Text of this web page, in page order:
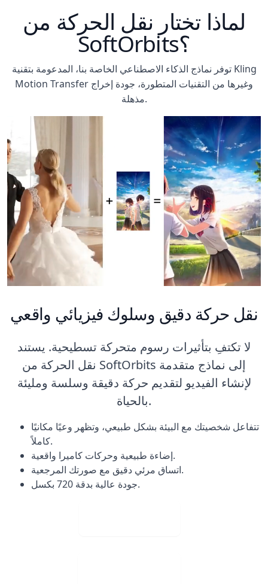
لماذا تختار نقل الحركة من
SoftOrbits؟
توفر نماذج الذكاء الاصطناعي الخاصة بنا، المدعومة بتقنية Kling
Motion Transfer وغيرها من التقنيات المتطورة، جودة إخراج
مذهلة.
نقل حركة دقيق وسلوك فيزيائي واقعي
لا تكتفِ بتأثيرات رسوم متحركة تسطيحية. يستند
نقل الحركة من SoftOrbits إلى نماذج متقدمة
لإنشاء الفيديو لتقديم حركة دقيقة وسلسة ومليئة
بالحياة.
تتفاعل شخصيتك مع البيئة بشكل طبيعي، وتظهر وعيًا مكانيًا
كاملاً.
إضاءة طبيعية وحركات كاميرا واقعية.
اتساق مرئي دقيق مع صورتك المرجعية.
جودة عالية بدقة 720 بكسل.